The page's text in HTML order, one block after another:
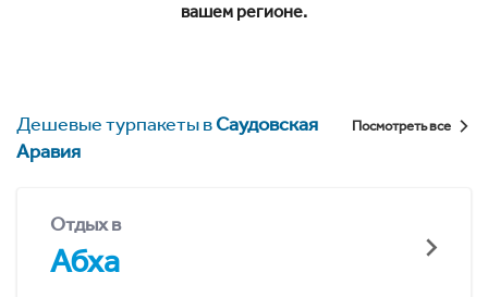
вашем регионе.
Дешевые турпакеты вСаудовская
Аравия
Посмотреть все
Отдых в
Абха